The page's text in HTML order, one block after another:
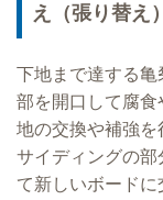
え（張り替え
下地まで達する
部を開口して腐
地の交換や補強を
サイディングの部
て新しいボード